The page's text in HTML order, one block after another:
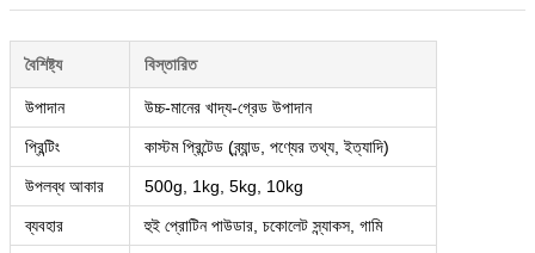
বৈশিষ্ট্য বিস্তারিত
উপাদান উচ্চ-মানের খাদ্য-গ্রেড উপাদান
প্রিন্টিং কাস্টম প্রিন্টেড (ব্র্যান্ড, পণ্যের তথ্য, ইত্যাদি)
উপলব্ধ আকার 500g, 1kg, 5kg, 10kg
ব্যবহার হুই প্রোটিন পাউডার, চকোলেট স্ন্যাকস, গামি